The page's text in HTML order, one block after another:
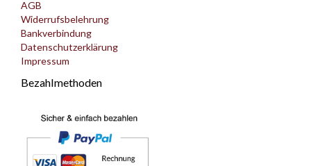
AGB
Widerrufsbelehrung
Bankverbindung
Datenschutzerklärung
Impressum
Bezahlmethoden